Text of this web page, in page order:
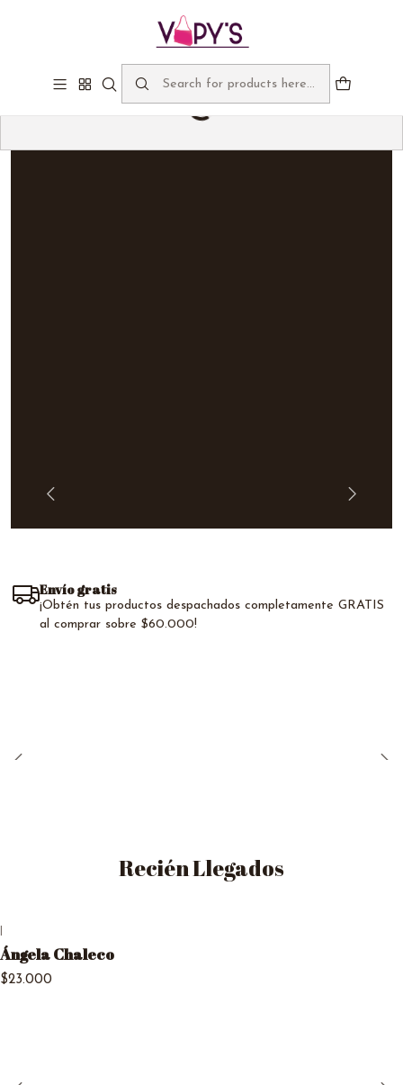
Bienvenidos a Vapy's, despachos gratis sobre $60.000
Envío gratis
¡Obtén tus productos despachados completamente GRATIS
al comprar sobre $60.000!
Recién Llegados
Ángela Chaleco
$23.000